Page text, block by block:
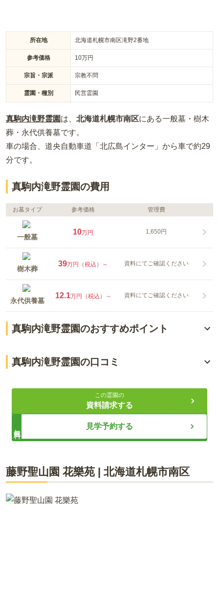
所在地 北海道札幌市南区滝野2番地
参考価格 10万円
宗旨・宗派 宗教不問
霊園・種別 民営霊園
真駒内滝野霊園は、 北海道札幌市南区にある一般墓・樹木
葬・永代供養墓です。
車の場合 、道央自動車道「北広島インター」から車で約29
分です。
真駒内滝野霊園の費用
お墓タイプ 参考価格 管理費
一般墓
10万円 1,650円
樹木葬
39万円（税込）～ 資料にてご確認ください
永代供養墓
12.1万円（税込）～ 資料にてご確認ください
真駒内滝野霊園のおすすめポイント
代行サービスを行っている
ライフドット編集部
れた、非日常を感じさせる霊園です。園内には四季折々の植物
が植えられており、季節に応じて景色が変わるので、訪れるた
びに目を楽しませてくれます。年末年始以外は最寄り駅から無
料送迎バスがでているのもうれしいポイントです。なかなかお
真駒内滝野霊園の口コミ
70代・男性
霊園の最寄り駅の地下鉄真駒内駅から霊園前までバスが1時間
に2本くらいで、時間が25分くらいである。霊園内に駐車場が
進行すると滝野霊園に到着する。
この霊園の
資料請求する
見学予約する
藤野聖山園 花樂苑 | 北海道札幌市南区